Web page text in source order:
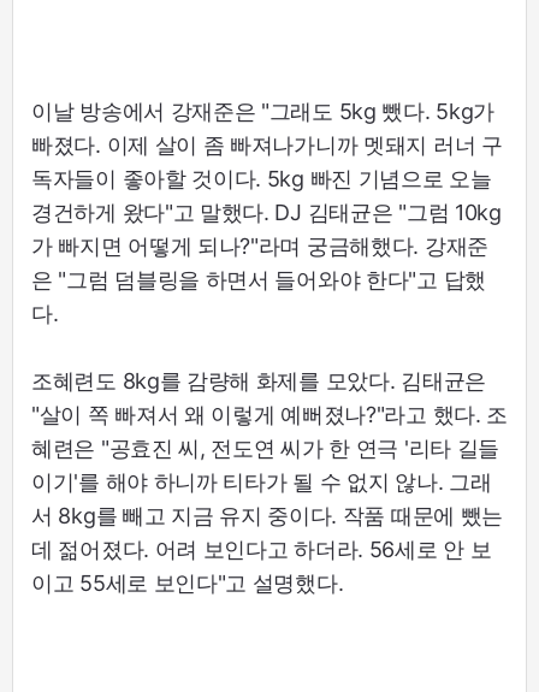
이날 방송에서 강재준은 "그래도 5kg 뺐다. 5kg가
빠졌다. 이제 살이 좀 빠져나가니까 멧돼지 러너 구
독자들이 좋아할 것이다. 5kg 빠진 기념으로 오늘
경건하게 왔다"고 말했다. DJ 김태균은 "그럼 10kg
가 빠지면 어떻게 되나?"라며 궁금해했다. 강재준
은 "그럼 덤블링을 하면서 들어와야 한다"고 답했
다.
조혜련도 8kg를 감량해 화제를 모았다. 김태균은
"살이 쪽 빠져서 왜 이렇게 예뻐졌나?"라고 했다. 조
혜련은 "공효진 씨, 전도연 씨가 한 연극 '리타 길들
이기'를 해야 하니까 티타가 될 수 없지 않나. 그래
서 8kg를 빼고 지금 유지 중이다. 작품 때문에 뺐는
데 젊어졌다. 어려 보인다고 하더라. 56세로 안 보
이고 55세로 보인다"고 설명했다.